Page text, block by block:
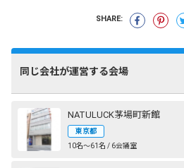
SHARE:
同じ会社が運営する会場
NATULUCK茅場町新館
東京都
10名〜61名 / 6会議室